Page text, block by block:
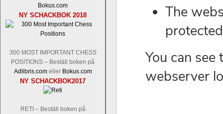
Bokus.com
NY SCHACKBOK 2018
300 MOST IMPORTANT CHESS
POSITIONS – Beställ boken på
Adlibris.comeller Bokus.com
NY SCHACKBOK2017
RETI – Beställ boken på